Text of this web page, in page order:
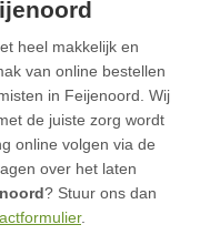
heel makkelijk en
van online bestellen
in Feijenoord. Wij
de juiste zorg wordt
online volgen via de
over het laten
? Stuur ons dan
.